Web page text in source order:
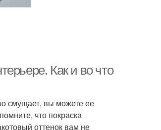
Как и во что
смущает, вы можете ее
что покраска
оттенок вам не